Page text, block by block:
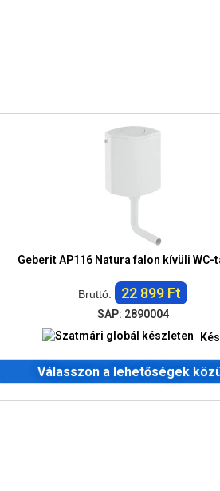
Geberit AP116 Natura falon kívüli WC-
Bruttó: 22 899 Ft
SAP: 2890004
Válasszon a lehetőségek